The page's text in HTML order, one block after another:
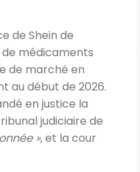
de Shein de
de médicaments
de marché en
au début de 2026.
en justice la
judiciaire de
», et la cour